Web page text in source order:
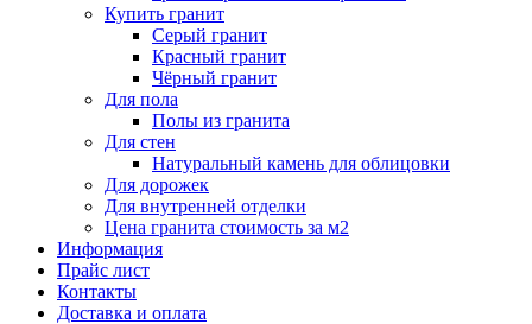
Купить гранит
Серый гранит
Красный гранит
Чёрный гранит
Для пола
Полы из гранита
Для стен
Натуральный камень для облицовки
Для дорожек
Для внутренней отделки
Цена гранита стоимость за м2
Информация
Прайс лист
Контакты
Доставка и оплата